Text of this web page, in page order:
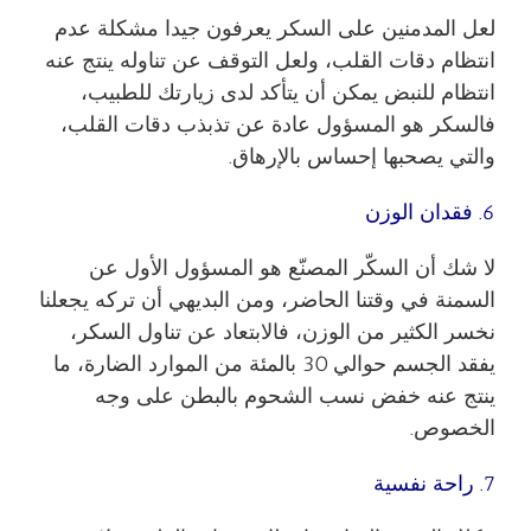
لعل المدمنين على السكر يعرفون جيدا مشكلة عدم
انتظام دقات القلب، ولعل التوقف عن تناوله ينتج عنه
انتظام للنبض يمكن أن يتأكد لدى زيارتك للطبيب،
فالسكر هو المسؤول عادة عن تذبذب دقات القلب،
والتي يصحبها إحساس بالإرهاق.
6. فقدان الوزن
لا شك أن السكّر المصنّع هو المسؤول الأول عن
السمنة في وقتنا الحاضر، ومن البديهي أن تركه يجعلنا
نخسر الكثير من الوزن، فالابتعاد عن تناول السكر،
يفقد الجسم حوالي 30 بالمئة من الموارد الضارة، ما
ينتج عنه خفض نسب الشحوم بالبطن على وجه
الخصوص.
7. راحة نفسية